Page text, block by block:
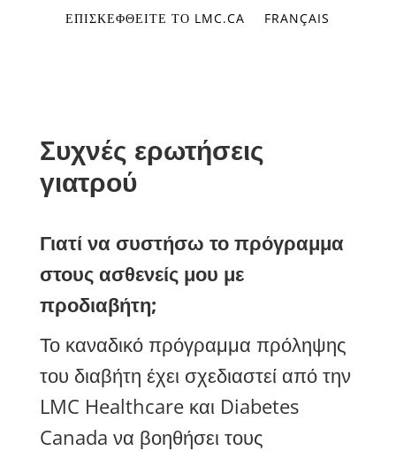
ΕΠΙΣΚΕΦΘΕΊΤΕ ΤΟ LMC.CA FRANÇAIS
Συχνές ερωτήσεις
γιατρού
Γιατί να συστήσω το πρόγραμμα
στους ασθενείς μου με
προδιαβήτη;
Το καναδικό πρόγραμμα πρόληψης
του διαβήτη έχει σχεδιαστεί από την
LMC Healthcare και Diabetes
Canada να βοηθήσει τους